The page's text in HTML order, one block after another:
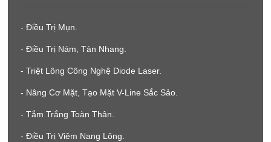
- Điều Trị Mụn.
- Điều Trị Nám, Tàn Nhang.
- Triệt Lông Công Nghệ Diode Laser.
- Nâng Cơ Mặt, Tạo Mặt V-Line Sắc Sảo.
- Tắm Trắng Toàn Thân.
- Điều Trị Viêm Nang Lông.